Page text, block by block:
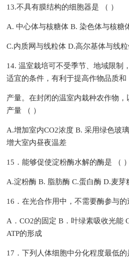
13.不具有膜结构的细胞器是 （ ）
A. 中心体与核糖体 B. 染色体与核糖
C.内质网与线粒体 D.高尔基体与线
14. 温室栽培可不受季节、地域限制
适宜的条件，有利于提高作物品质和
产量。在封闭的温室内栽种农作物
产量 （ ）
A.增加室内CO2浓度 B. 采用绿色玻
增大室内昼夜温差
15．能够促使淀粉酶水解的酶是 （ ）
A.淀粉酶 B. 脂肪酶 C.蛋白酶 D.麦芽
16．在光合作用中，不需要酶参与的
A．CO2的固定 B．叶绿素吸收光能
ATP的形成
17．下列人体细胞中分化程度最低的